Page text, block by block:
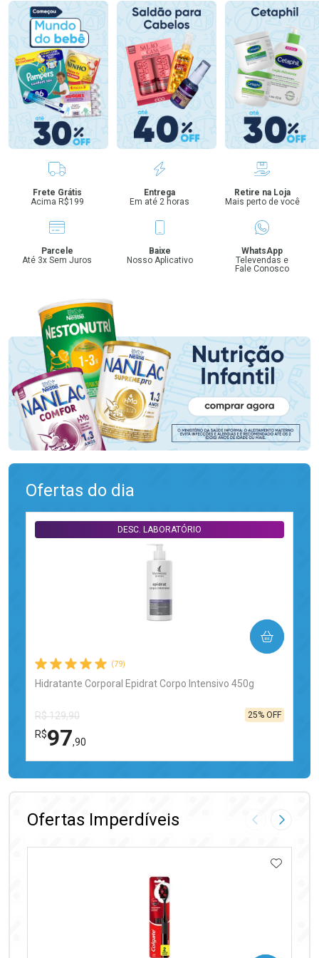
Benefícios
Frete Grátis
Acima R$199
Entrega
Em até 2 horas
Retire na Loja
Mais perto de você
Parcele
Até 3x Sem Juros
Baixe
Nosso Aplicativo
WhatsApp
Televendas e
Fale Conosco
Ofertas do dia
(79)
Hidratante Corporal Epidrat Corpo Intensivo 450g
DESC. LABORATÓRIO
R$ 129,90
R$97,90
25% OFF
COMPRAR
FECHAR
FECHAR
Ofertas Imperdíveis Imagem